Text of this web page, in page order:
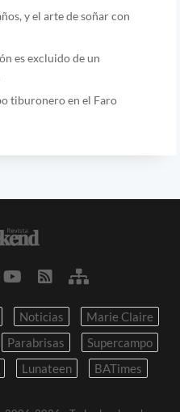
y el arte de soñar con
es excluido de un
tiburonero en el Faro
Noticias
Marie Claire
Parabrisas
Supercampo
Lunateen BATimes